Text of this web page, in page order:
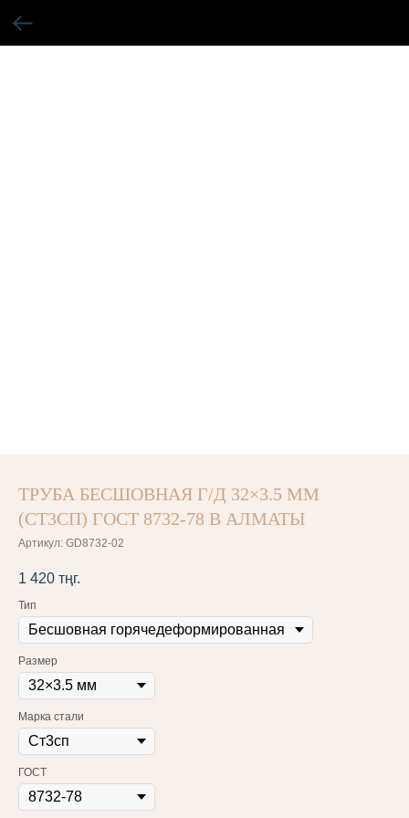
ТРУБА БЕСШОВНАЯ Г/Д 32×3.5 ММ
(СТ3СП) ГОСТ 8732-78 В АЛМАТЫ
Артикул: GD8732-02
1 420 тңг.
Тип
Размер
Марка стали
ГОСТ